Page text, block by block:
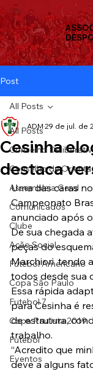
Post
All Posts
Conselho
Conselho de
Assembleia Geral
Comunicados
Clube
Ação Social
Futebol Americano
Copa São Paulo
Futebol 7
Copa Paulista 2019
Futebol
Eventos
All Posts
Cesinha
destaca
ADM 29 de jul. de
Uma das caras
Campeonato
anunciado após
De sua chegada
peças do
Marchiori, tendo
todos desde sua
Essa rápida
para Cesinha é
de estrutura,
trabalho.
“Acredito que
deve a alguns